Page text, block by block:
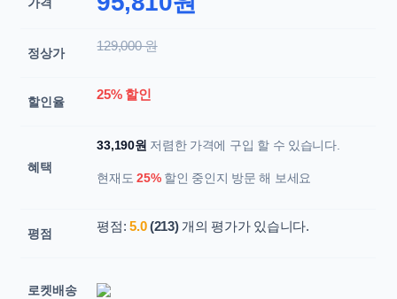
가격
정상가 129,000 원
할인율 25% 할인
혜택
33,190원 저렴한 가격에 구입 할 수 있습니다.
현재도25%할인 중인지 방문 해 보세요
평점 평점:5.0 (213)개의 평가가 있습니다.
로켓배송